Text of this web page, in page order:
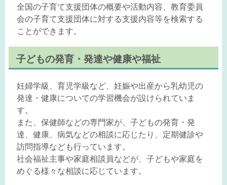
全国の子育て支援団体の概要や活動内容、教育委員
会の子育て支援団体に対する支援内容等を検索する
ことができます。
子どもの発育・発達や健康や福祉
妊婦学級、育児学級など、妊娠や出産から乳幼児の
発達・健康についての学習機会が設けられていま
す。
また、保健師などの専門家が、子どもの発育・発
達、健康、病気などの相談に応じたり、定期健診や
訪問指導なども行っています。
社会福祉主事や家庭相談員などが、子どもや家庭を
めぐる様々な相談に応じています。